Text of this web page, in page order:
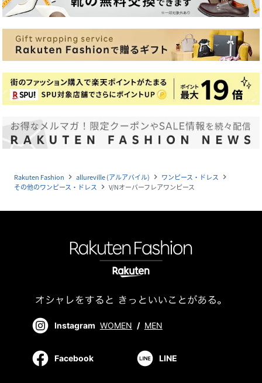
Rakuten Fashion navigate_next allureville (アルアバイル) navigate_next ワンピース・ドレス navigate_next
その他のワンピース・ドレス navigate_next V/Nオーバーフレアワンピース
Instagram WOMEN / MEN
Facebook LINE